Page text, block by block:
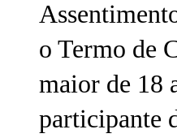
o Termo de
maior de 18
participante